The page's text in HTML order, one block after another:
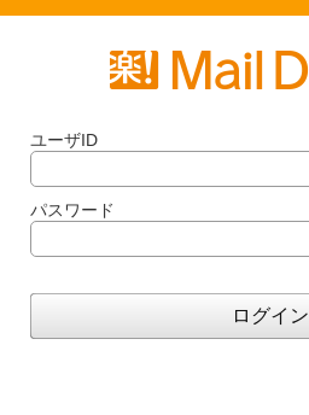
ユーザID
パスワード
ログイン